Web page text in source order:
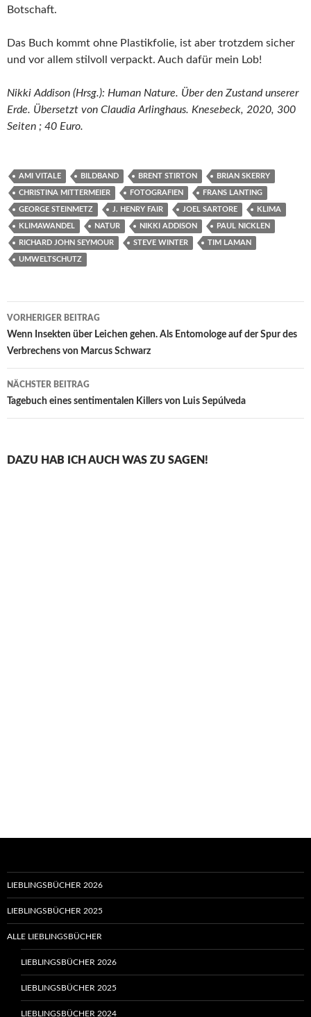
Botschaft.
Das Buch kommt ohne Plastikfolie, ist aber trotzdem sicher
und vor allem stilvoll verpackt. Auch dafür mein Lob!
Nikki Addison (Hrsg.): Human Nature. Über den Zustand unserer
Erde. Übersetzt von Claudia Arlinghaus. Knesebeck, 2020, 300
Seiten ; 40 Euro.
AMI VITALE BILDBAND BRENT STIRTON BRIAN SKERRY
CHRISTINA MITTERMEIER FOTOGRAFIEN FRANS LANTING
GEORGE STEINMETZ J. HENRY FAIR JOEL SARTORE KLIMA
KLIMAWANDEL NATUR NIKKI ADDISON PAUL NICKLEN
RICHARD JOHN SEYMOUR STEVE WINTER TIM LAMAN
UMWELTSCHUTZ
Beitragsnavigation
VORHERIGER BEITRAG
Wenn Insekten über Leichen gehen. Als Entomologe auf der Spur des
Verbrechens von Marcus Schwarz
NÄCHSTER BEITRAG
Tagebuch eines sentimentalen Killers von Luis Sepúlveda
DAZU HAB ICH AUCH WAS ZU SAGEN!
LIEBLINGSBÜCHER 2026
LIEBLINGSBÜCHER 2025
ALLE LIEBLINGSBÜCHER
LIEBLINGSBÜCHER 2026
LIEBLINGSBÜCHER 2025
LIEBLINGSBÜCHER 2024